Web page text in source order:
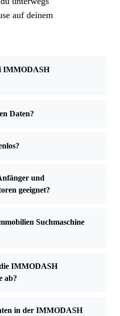
auf deinem
IMMODASH
Daten?
und
geeignet?
Suchmaschine
IMMODASH
ab?
in der IMMODASH